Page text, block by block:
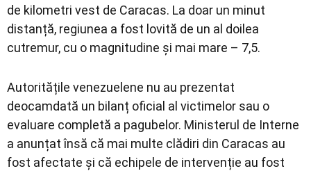
de kilometri vest de Caracas. La doar un minut
distanță, regiunea a fost lovită de un al doilea
cutremur, cu o magnitudine și mai mare – 7,5.
Autoritățile venezuelene nu au prezentat
deocamdată un bilanț oficial al victimelor sau o
evaluare completă a pagubelor. Ministerul de Interne
a anunțat însă că mai multe clădiri din Caracas au
fost afectate și că echipele de intervenție au fost